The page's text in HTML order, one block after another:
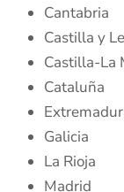
Cantabria
Castilla y
Castilla-La
Cataluña
Galicia
La Rioja
Madrid